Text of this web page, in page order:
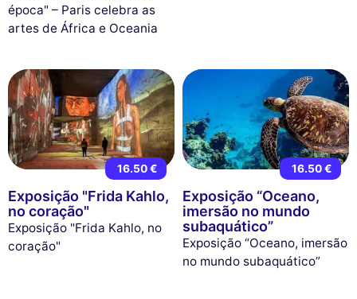
época" – Paris celebra as
artes de África e Oceania
16.50 €
Exposição "Frida Kahlo,
no coração"
Exposição "Frida Kahlo, no
coração"
16.50 €
Exposição “Oceano,
imersão no mundo
subaquático”
Exposição “Oceano, imersão
no mundo subaquático”